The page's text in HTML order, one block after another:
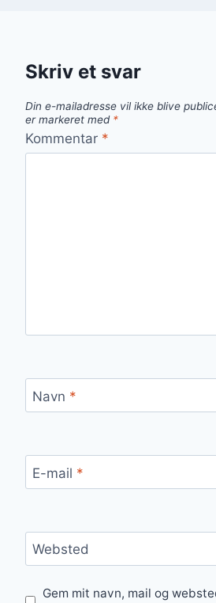
Skriv et svar
Din e-mailadresse vil ikke blive
er markeret med *
Kommentar *
Navn *
E-mail *
Websted
Gem mit navn, mail og